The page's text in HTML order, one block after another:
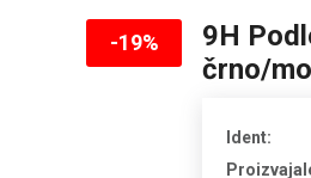
9H
črno/
Ident:
-19%